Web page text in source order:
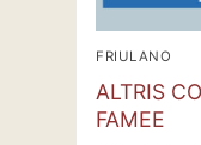
FRIULANO
ALTRIS
FAMEE